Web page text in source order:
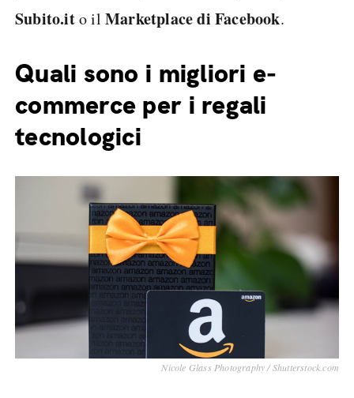
Subito.ito ilMarketplace di Facebook.
Quali sono i migliori e-
commerce per i regali
tecnologici
Nicole Glass Photography / Shutterstock.com